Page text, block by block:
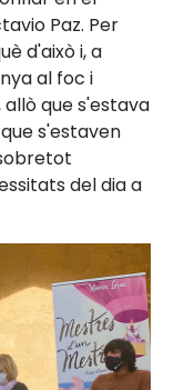
Paz. Per
d'això i, a
al foc i
que s'estava
s'estaven
del dia a